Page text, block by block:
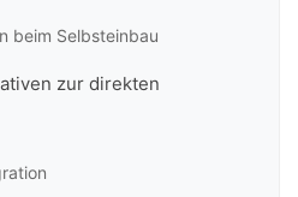
beim Selbsteinbau
zur direkten